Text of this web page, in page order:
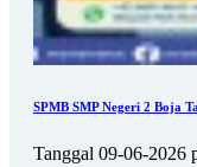
SPMB SMP Negeri 2 Boja
Tanggal 09-06-2026